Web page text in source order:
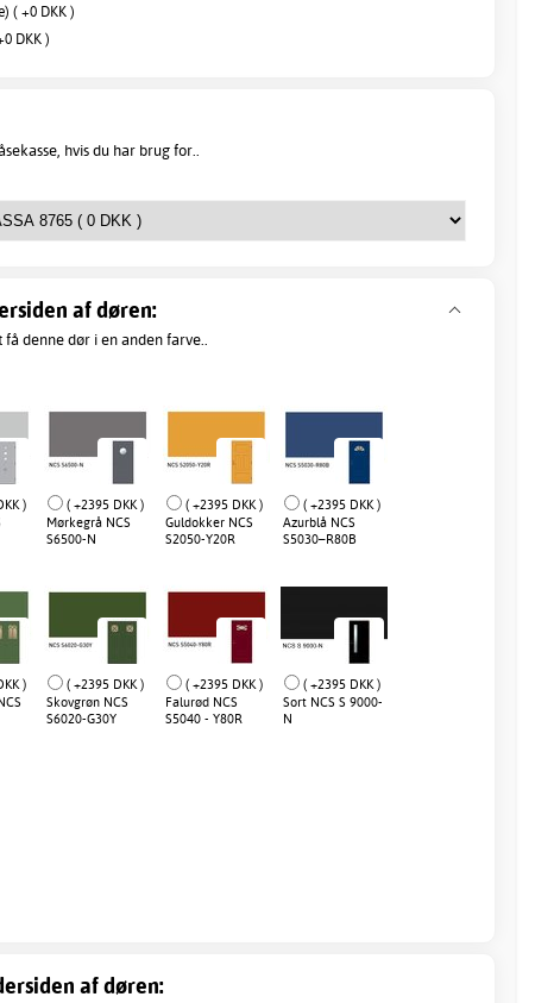
( +0 DKK )
DKK )
hvis du har brug for..
af døren:
denne dør i en anden farve..
)
( +2395 DKK )
Mørkegrå NCS
S6500-N
( +2395 DKK )
Guldokker NCS
S2050-Y20R
( +2395 DKK )
Azurblå NCS
S5030–R80B
)
( +2395 DKK )
Skovgrøn NCS
S6020-G30Y
( +2395 DKK )
Falurød NCS
S5040 - Y80R
( +2395 DKK )
Sort NCS S 9000-
N
af døren: